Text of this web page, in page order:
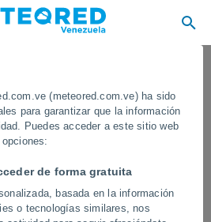
(meteored.com.ve) ha sido
para garantizar que la información
Puedes acceder a este sitio web
de forma gratuita
basada en la información
o tecnologías similares, nos